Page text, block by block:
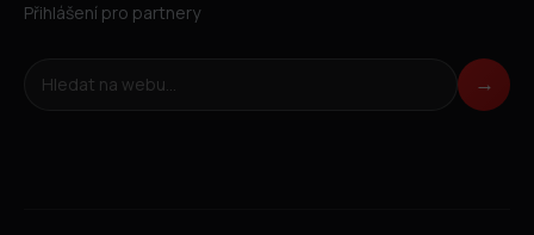
Přihlášení pro partnery
Hledat na webu →